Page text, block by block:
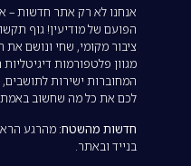
אנחנו לא רק אתר חדשות –
הפועם של מודיעין! גוף
ציבור מקומי, שחי ונושם את
מגוון פלטפורמות
המחוברות ישירות לתושבים,
לכם את כל מה שחשוב
חדשות מהשטח: מהרגע
בנייד ובאתר.